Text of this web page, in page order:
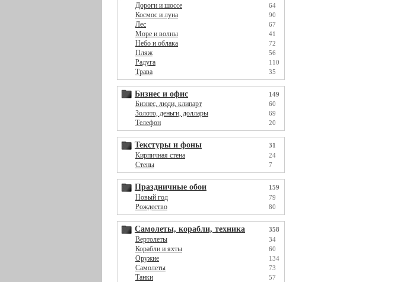
Дороги и шоссе 64
Космос и луна 90
Лес 67
Море и волны 41
Небо и облака 72
Пляж 56
Радуга 110
Трава 35
Бизнес и офис 149
Бизнес, люди, клипарт 60
Золото, деньги, доллары 69
Телефон 20
Текстуры и фоны 31
Кирпичная стена 24
Стены 7
Праздничные обои 159
Новый год 79
Рождество 80
Самолеты, корабли, техника 358
Вертолеты 34
Корабли и яхты 60
Оружие 134
Самолеты 73
Танки 57